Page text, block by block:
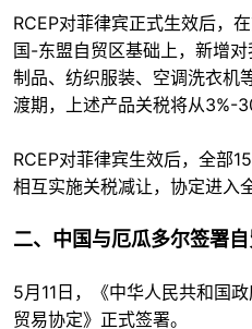
RCEP对菲律宾正式生效后，
国-东盟自贸区基础上，新增
制品、纺织服装、空调洗衣机
渡期，上述产品关税将从3%-
RCEP对菲律宾生效后，全部
相互实施关税减让，协定进入
二、中国与厄瓜多尔签署
5月11日，《中华人民共和国
贸易协定》正式签署。